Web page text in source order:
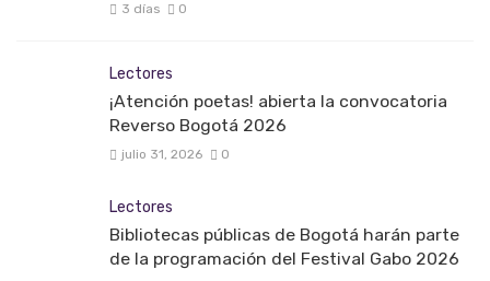
3 días 0
Lectores
¡Atención poetas! abierta la convocatoria
Reverso Bogotá 2026
julio 31, 2026 0
Lectores
Bibliotecas públicas de Bogotá harán parte
de la programación del Festival Gabo 2026